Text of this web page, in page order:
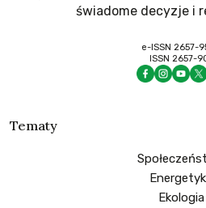
świadome decyzje i
e-ISSN 2657-
ISSN 2657-
Tematy
Ekologia